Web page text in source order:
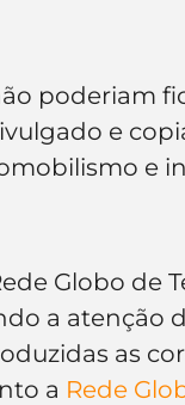
poderiam
e
e
Globo de
a atenção
as
a Rede